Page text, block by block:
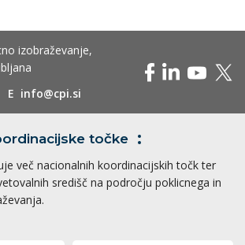
izobraževanje,
E info@cpi.si
točke
več nacionalnih koordinacijskih točk ter
središč na področju poklicnega in